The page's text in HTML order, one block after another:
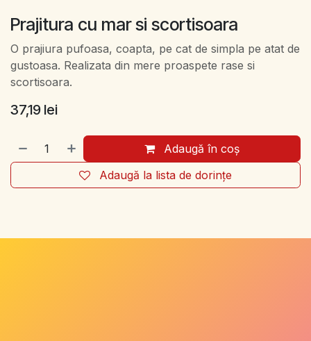
Prajitura cu mar si scortisoara
O prajiura pufoasa, coapta, pe cat de simpla pe atat de
gustoasa. Realizata din mere proaspete rase si
scortisoara.
37,19 lei
Adaugă în coș
Adaugă la lista de dorințe